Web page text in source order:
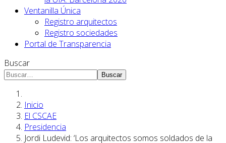
Ventanilla Única
Registro arquitectos
Registro sociedades
Portal de Transparencia
Buscar
Buscar
Inicio
El CSCAE
Presidencia
Jordi Ludevid: ‘Los arquitectos somos soldados de la